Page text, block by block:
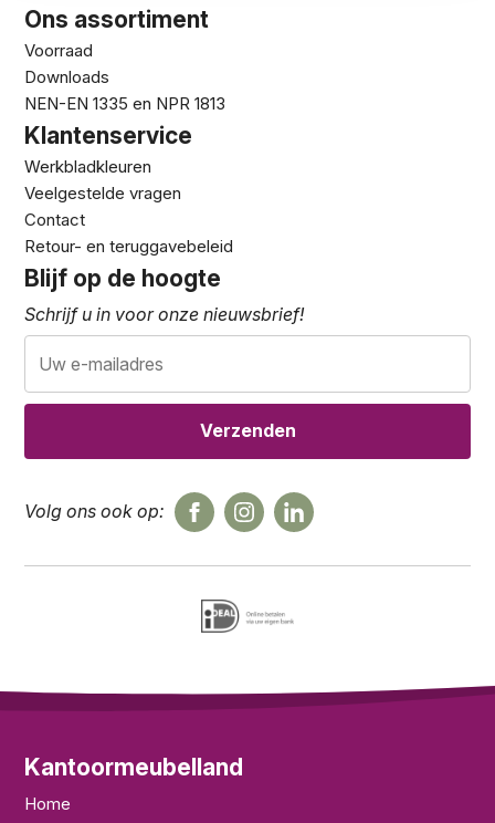
Ons assortiment
Voorraad
Downloads
NEN-EN 1335 en NPR 1813
Klantenservice
Werkbladkleuren
Veelgestelde vragen
Contact
Retour- en teruggavebeleid
Blijf op de hoogte
Schrijf u in voor onze nieuwsbrief!
Volg ons ook op:
Kantoormeubelland
Home